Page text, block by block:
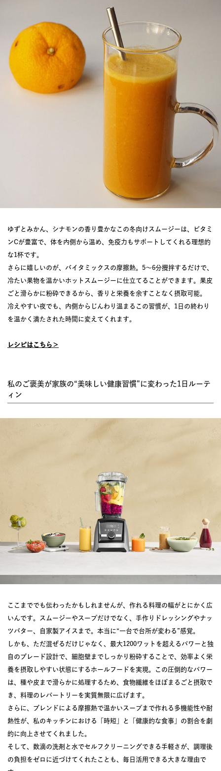
ゆずとみかん、シナモンの香り豊かなこの冬向けスムージーは、ビタミ
ンCが豊富で、体を内側から温め、免疫力もサポートしてくれる理想的
な1杯です。
さらに嬉しいのが、バイタミックスの摩擦熱。5〜6分攪拌するだけで、
冷たい果物を温かいホットスムージーに仕立てることができます。果皮
ごと滑らかに粉砕できるから、香りと栄養を余すことなく摂取可能。
冷えやすい夜でも、内側からじんわり温まるこの習慣が、1日の終わり
を温かく満たされた時間に変えてくれます。
レシピはこちら＞
私のご褒美が家族の“美味しい健康習慣”に変わった1日ルーテ
ィン
ここまででも伝わったかもしれませんが、作れる料理の幅がとにかく広
いんです。スムージーやスープだけでなく、手作りドレッシングやナッ
ツバター、自家製アイスまで。本当に“一台で台所が変わる”感覚。
しかも、ただ混ぜるだけじゃなく、最大1200ワットを超えるパワーと独
自のブレード設計で、細胞壁までしっかり粉砕することで、効率よく栄
養を摂取しやすい状態にするホールフードを実現。この圧倒的なパワー
は、種や皮まで滑らかに処理するため、食物繊維をほぼまるごと摂取で
き、料理のレパートリーを実質無限に広げます。
さらに、ブレンドによる摩擦熱で温かいスープまで作れる多機能性や耐
熱性が、私のキッチンにおける「時短」と「健康的な食事」の割合を劇
的に向上させてくれました。
そして、数滴の洗剤と水でセルフクリーニングできる手軽さが、調理後
の負担をゼロに近づけてくれたことも、毎日活用できる大きな理由で